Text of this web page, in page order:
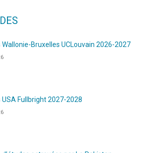
Wallonie-Bruxelles UCLouvain 2026-2027
USA Fullbright 2027-2028